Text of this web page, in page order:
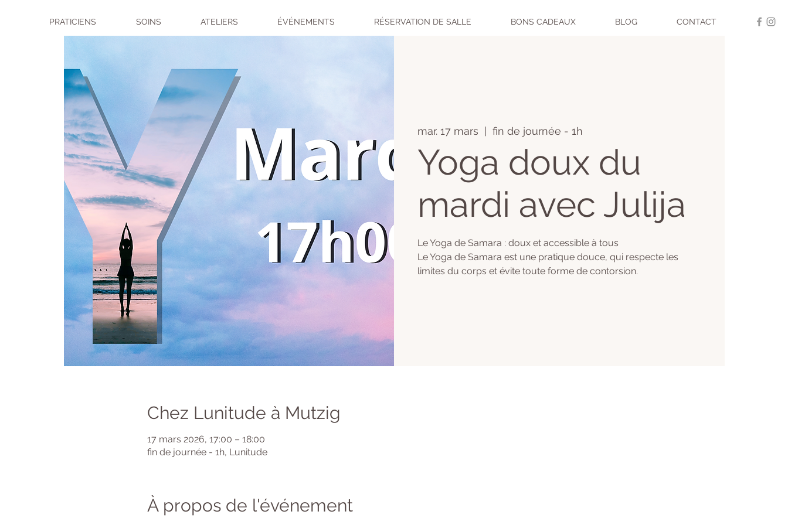
PRATICIENS SOINS ATELIERS ÉVÉNEMENTS RÉSERVATION DE SALLE BONS CADEAUX BLOG CONTACT
mar. 17 mars
  |
fin de journée - 1h
Yoga doux du
mardi avec Julija
Le Yoga de Samara : doux et accessible à tous
Le Yoga de Samara est une pratique douce, qui respecte les
limites du corps et évite toute forme de contorsion.
Chez Lunitude à Mutzig
17 mars 2026, 17:00 – 18:00
fin de journée - 1h, Lunitude
À propos de l'événement